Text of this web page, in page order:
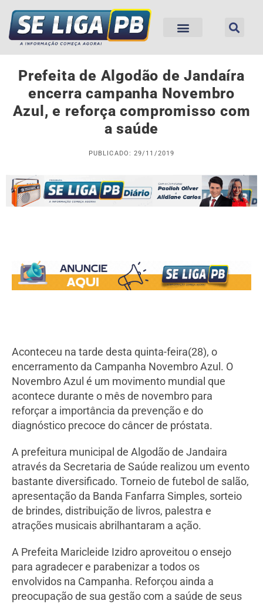
Prefeita de Algodão de Jandaíra
encerra campanha Novembro
Azul, e reforça compromisso com
a saúde
PUBLICADO: 29/11/2019
Aconteceu na tarde desta quinta-feira(28), o
encerramento da Campanha Novembro Azul. O
Novembro Azul é um movimento mundial que
acontece durante o mês de novembro para
reforçar a importância da prevenção e do
diagnóstico precoce do câncer de próstata.
A prefeitura municipal de Algodão de Jandaira
através da Secretaria de Saúde realizou um evento
bastante diversificado. Torneio de futebol de salão,
apresentação da Banda Fanfarra Simples, sorteio
de brindes, distribuição de livros, palestra e
atrações musicais abrilhantaram a ação.
A Prefeita Maricleide Izidro aproveitou o ensejo
para agradecer e parabenizar a todos os
envolvidos na Campanha. Reforçou ainda a
preocupação de sua gestão com a saúde de seus